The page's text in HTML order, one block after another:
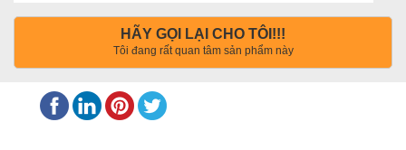
HÃY GỌI LẠI CHO TÔI!!!
Tôi đang rất quan tâm sản phẩm này